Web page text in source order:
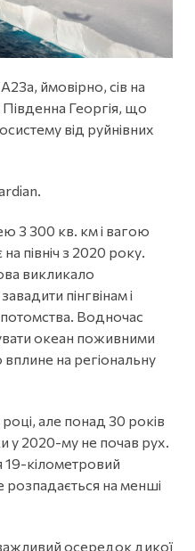
ймовірно, сів на
Південна Георгія, що
від руйнівних
3 300 кв. км і вагою
північ з 2020 року.
викликало
пінгвінам і
Водночас
океан поживними
на регіональну
але понад 30 років
у 2020-му не почав рух.
19-кілометровий
розпадається на менші
осередок дикої